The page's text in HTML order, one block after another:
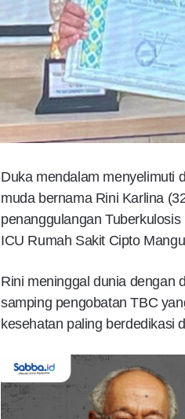
Duka mendalam menyelimuti
muda bernama Rini Karlina
penanggulangan
ICU Rumah Sakit Cipto
Rini meninggal dunia dengan
samping pengobatan TBC
kesehatan paling berdedikasi